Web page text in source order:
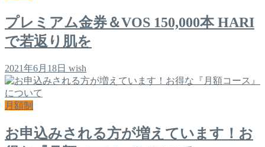
プレミアム金券＆VOS 150,000本 HARI
で若返り肌を
2021年6月18日 wish
月額制
お申込みされる方が増えています！お